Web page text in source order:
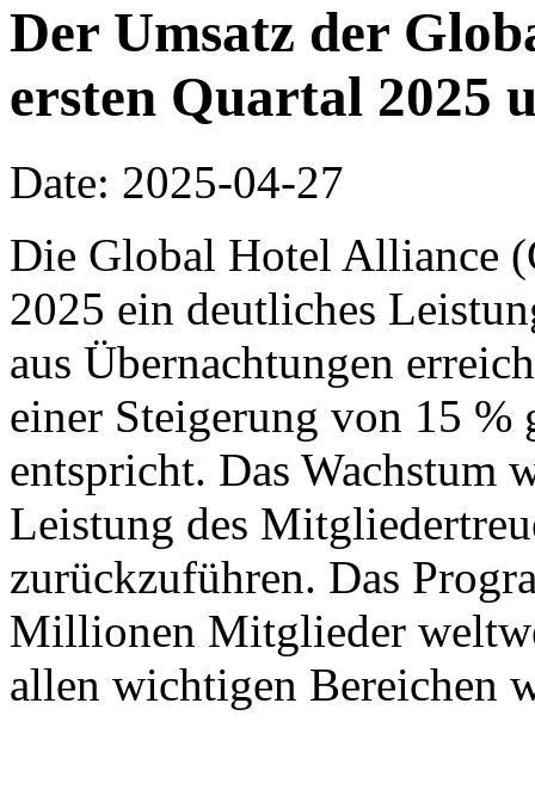
Der Umsatz der
ersten Quartal 2025
Date: 2025-04-27
Die Global Hotel Alliance
2025 ein deutliches
aus Übernachtungen
einer Steigerung von 15 %
entspricht. Das Wachstum
Leistung des
zurückzuführen. Das
Millionen Mitglieder
allen wichtigen Bereichen